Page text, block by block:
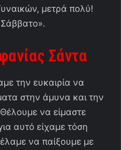
μετρά πολύ!
Σάντα
την ευκαιρία να
στην άμυνα και την
να είμαστε
αυτό είχαμε τόση
να παίξουμε με